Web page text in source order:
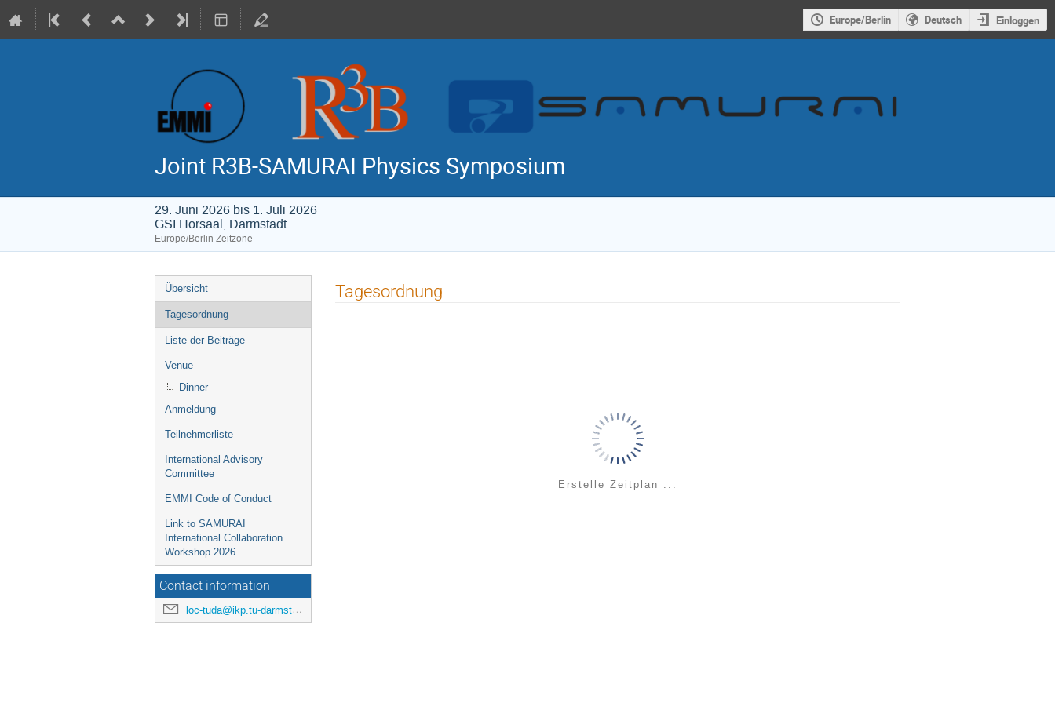
Europe/Berlin Deutsch Einloggen
Joint R3B-SAMURAI Physics Symposium
29. Juni 2026 bis 1. Juli 2026
GSI Hörsaal, Darmstadt
Europe/Berlin Zeitzone
Veranstaltungsmenü
Übersicht
Tagesordnung
Liste der Beiträge
Venue
Dinner
Anmeldung
Teilnehmerliste
International Advisory
Committee
EMMI Code of Conduct
Link to SAMURAI
International Collaboration
Workshop 2026
Contact information
loc-tuda@ikp.tu-darmstadt.de
Tagesordnung
Erstelle Zeitplan ...